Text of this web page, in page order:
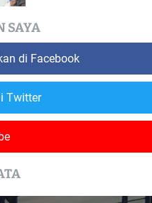
SAYA
di Facebook
Twitter